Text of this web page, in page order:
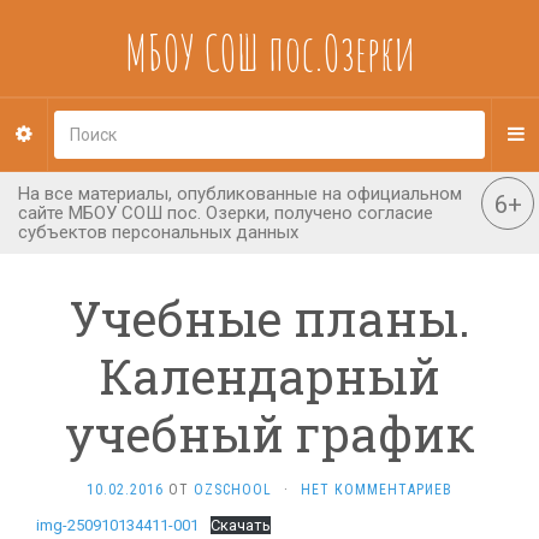
МБОУ СОШ пос.Озерки
Учебные планы.
Календарный
учебный график
10.02.2016 ОТ OZSCHOOL · НЕТ КОММЕНТАРИЕВ
img-250910134411-001
Скачать